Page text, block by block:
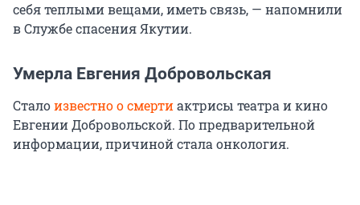
себя теплыми вещами, иметь связь, — напомнили
в Службе спасения Якутии.
Умерла Евгения Добровольская
Сталоизвестно о смертиактрисы театра и кино
Евгении Добровольской. По предварительной
информации, причиной стала онкология.